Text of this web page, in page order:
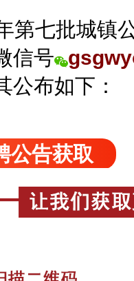
第七批城镇
信号
公布如下：
公告获取